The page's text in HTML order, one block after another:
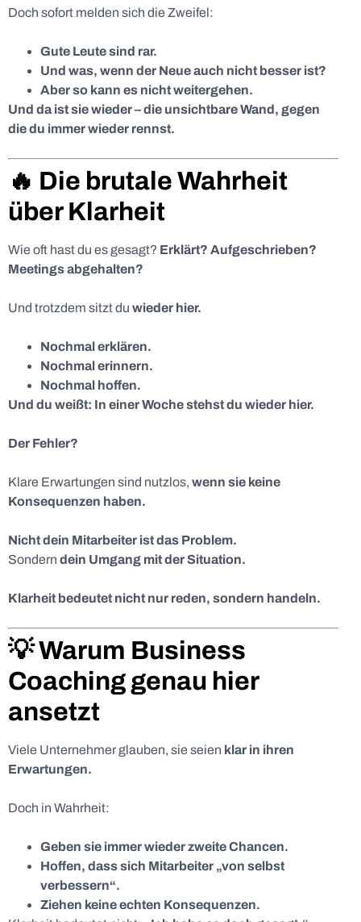
Doch sofort melden sich die Zweifel:
Gute Leute sind rar.
Und was, wenn der Neue auch nicht besser ist?
Aber so kann es nicht weitergehen.
Und da ist sie wieder – die unsichtbare Wand, gegen
die du immer wieder rennst.
🔥 Die brutale Wahrheit
über Klarheit
Wie oft hast du es gesagt? Erklärt? Aufgeschrieben?
Meetings abgehalten?
Und trotzdem sitzt du wieder hier.
Nochmal erklären.
Nochmal erinnern.
Nochmal hoffen.
Und du weißt: In einer Woche stehst du wieder hier.
Der Fehler?
Klare Erwartungen sind nutzlos, wenn sie keine
Konsequenzen haben.
Nicht dein Mitarbeiter ist das Problem.
Sondern dein Umgang mit der Situation.
Klarheit bedeutet nicht nur reden, sondern handeln.
💡 Warum Business
Coaching genau hier
ansetzt
Viele Unternehmer glauben, sie seien klar in ihren
Erwartungen.
Doch in Wahrheit:
Geben sie immer wieder zweite Chancen.
Hoffen, dass sich Mitarbeiter „von selbst
verbessern“.
Ziehen keine echten Konsequenzen.